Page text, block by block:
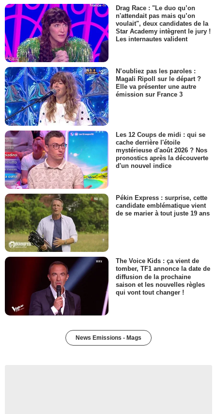
Drag Race : "Le duo qu’on
n'attendait pas mais qu’on
voulait", deux candidates de la
Star Academy intègrent le jury !
Les internautes valident
N’oubliez pas les paroles :
Magali Ripoll sur le départ ?
Elle va présenter une autre
émission sur France 3
Les 12 Coups de midi : qui se
cache derrière l'étoile
mystérieuse d'août 2026 ? Nos
pronostics après la découverte
d'un nouvel indice
Pékin Express : surprise, cette
candidate emblématique vient
de se marier à tout juste 19 ans
The Voice Kids : ça vient de
tomber, TF1 annonce la date de
diffusion de la prochaine
saison et les nouvelles règles
qui vont tout changer !
News Emissions - Mags